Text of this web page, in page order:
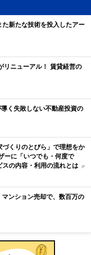
た新たな技術を投入したアー
リニューアル！ 賃貸経営の
く失敗しない不動産投資の
づくりのとびら」で理想をか
ーに「いつでも・何度で
スの内容・利用の流れとは [P
マンション売却で、数百万の